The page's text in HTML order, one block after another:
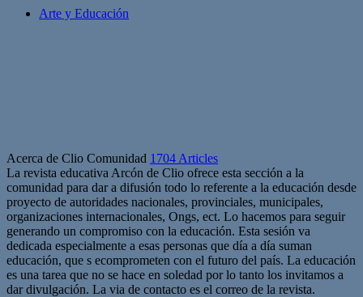
Arte y Educación
Acerca de Clio Comunidad 1704 Articles
La revista educativa Arcón de Clio ofrece esta sección a la
comunidad para dar a difusión todo lo referente a la educación desde
proyecto de autoridades nacionales, provinciales, municipales,
organizaciones internacionales, Ongs, ect. Lo hacemos para seguir
generando un compromiso con la educación. Esta sesión va
dedicada especialmente a esas personas que día a día suman
educación, que s ecomprometen con el futuro del país. La educación
es una tarea que no se hace en soledad por lo tanto los invitamos a
dar divulgación. La via de contacto es el correo de la revista.